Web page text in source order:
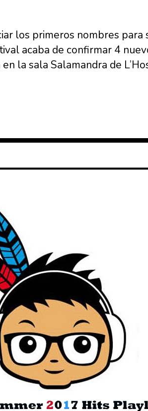
los primeros nombres
acaba de confirmar 4
la sala Salamandra de